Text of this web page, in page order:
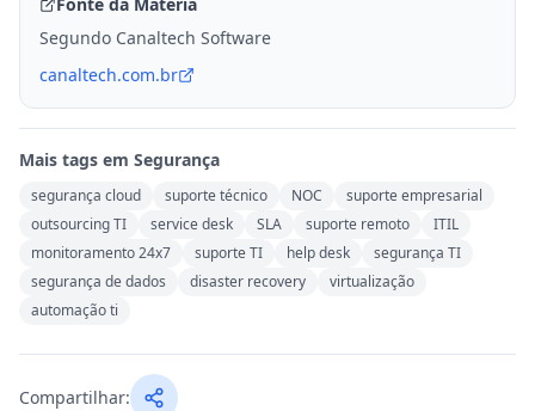
Segundo Canaltech Software
canaltech.com.br
Mais tags em Segurança
segurança cloud suporte técnico NOC
suporte empresarial
outsourcing TI
service desk SLA suporte remoto
ITIL
monitoramento 24x7
suporte TI help desk
segurança TI
segurança de dados
disaster recovery
virtualização
automação ti
Compartilhar: